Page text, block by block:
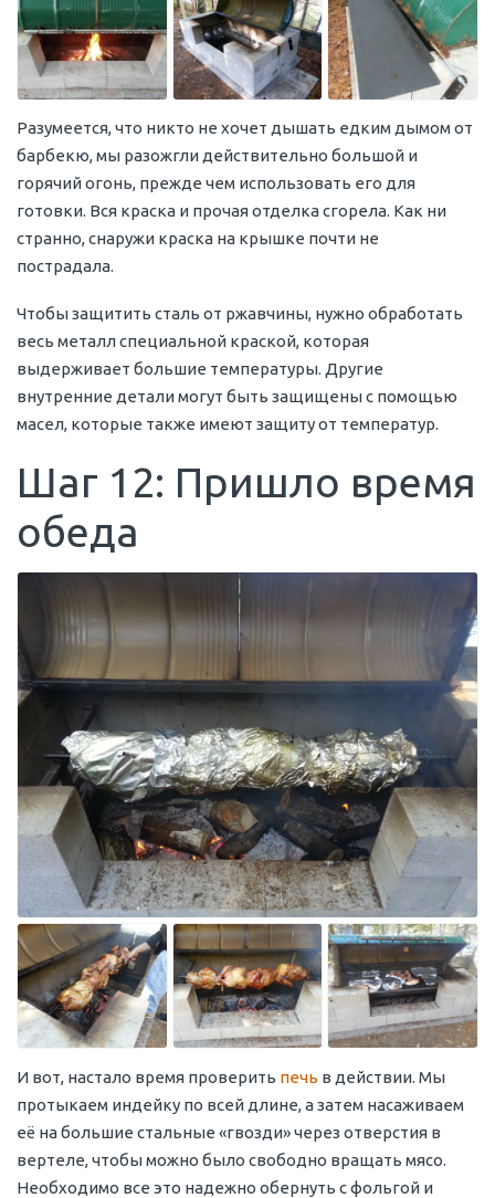
Разумеется, что никто не хочет дышать едким дымом от
барбекю, мы разожгли действительно большой и
горячий огонь, прежде чем использовать его для
готовки. Вся краска и прочая отделка сгорела. Как ни
странно, снаружи краска на крышке почти не
пострадала.
Чтобы защитить сталь от ржавчины, нужно обработать
весь металл специальной краской, которая
выдерживает большие температуры. Другие
внутренние детали могут быть защищены с помощью
масел, которые также имеют защиту от температур.
Шаг 12: Пришло время
обеда
И вот, настало время проверить печь в действии. Мы
протыкаем индейку по всей длине, а затем насаживаем
её на большие стальные «гвозди» через отверстия в
вертеле, чтобы можно было свободно вращать мясо.
Необходимо все это надежно обернуть с фольгой и